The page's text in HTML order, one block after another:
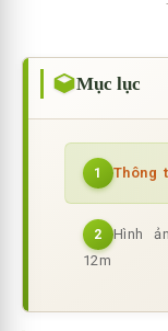
Mục lục
1 Thông
2
Hình
12m